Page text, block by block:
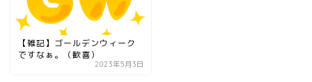
【雑記】ゴールデンウィーク
ですなぁ。（歓喜）
2023年5月3日